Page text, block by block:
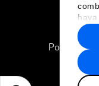
Política de